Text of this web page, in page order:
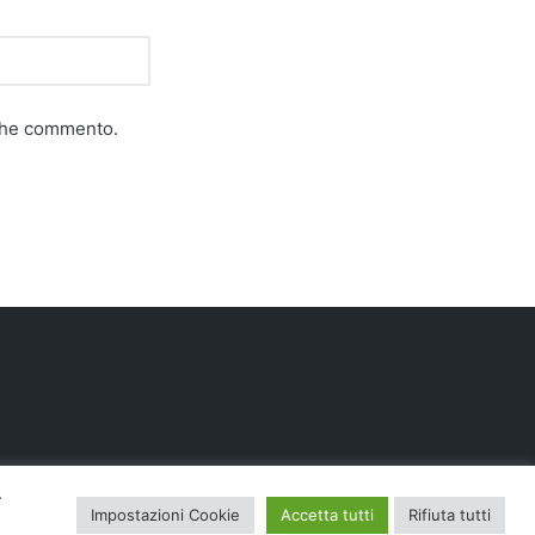
commento.
ThemeImpostazioni Cookie Accetta tutti Rifiuta tutti